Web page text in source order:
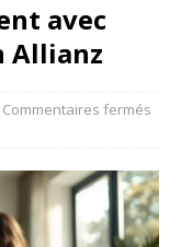
avec
Allianz
Commentaires fermés